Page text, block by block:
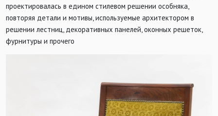
проектировалась в едином стилевом решении особняка,
повторяя детали и мотивы, используемые архитектором в
решении лестниц, декоративных панелей, оконных решеток,
фурнитуры и прочего